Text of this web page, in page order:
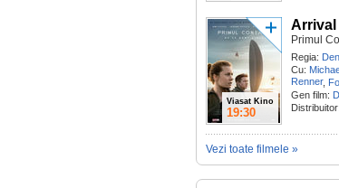
Viasat Kino
19:30
Arrival
Primul
Regia:
Cu:
Renner,
Gen film:
Distribuitor:
Vezi toate filmele »